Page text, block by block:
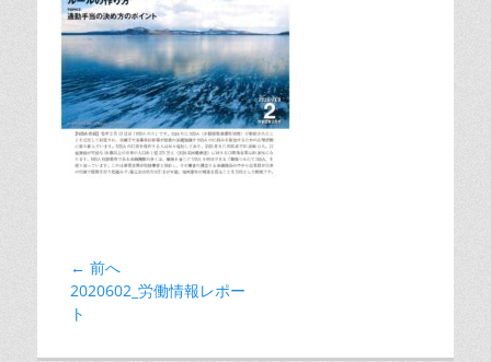
投
稿
ナ
ビ
← 前へ
前
の
2020602_労働情報レポー
ト